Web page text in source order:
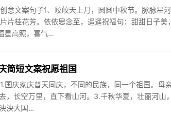
意文案句子1、皎皎天上月，圆圆中秋节。脉脉星河
片桂花芳。依依思念至，遥遥祝福句：甜甜日子美
星高照，喜气...
简短文案祝愿祖国
国庆家庆普天同庆，不同的民族，同一个祖国。母
，长空万里，直下看山河。3.千秋华夏，壮丽河山
泱大国...